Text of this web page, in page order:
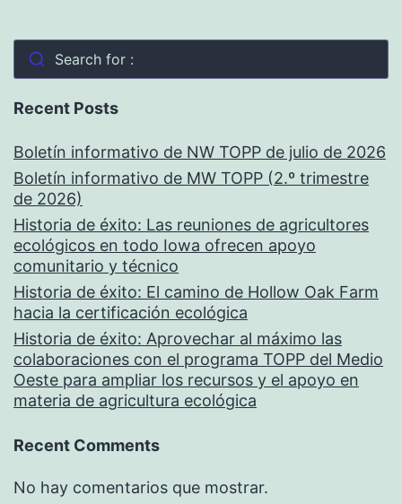
Search for :
Recent Posts
Boletín informativo de NW TOPP de julio de 2026
Boletín informativo de MW TOPP (2.º trimestre
de 2026)
Historia de éxito: Las reuniones de agricultores
ecológicos en todo Iowa ofrecen apoyo
comunitario y técnico
Historia de éxito: El camino de Hollow Oak Farm
hacia la certificación ecológica
Historia de éxito: Aprovechar al máximo las
colaboraciones con el programa TOPP del Medio
Oeste para ampliar los recursos y el apoyo en
materia de agricultura ecológica
Recent Comments
No hay comentarios que mostrar.